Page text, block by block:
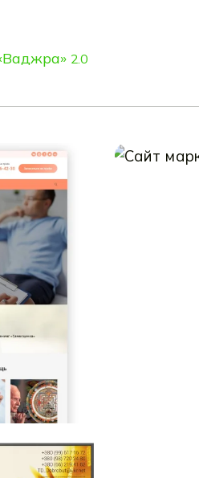
2.0